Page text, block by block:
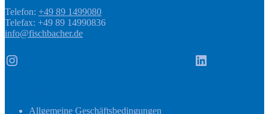
Telefon: +49 89 1499080
Telefax: +49 89 14990836
info@fischbacher.de
Instagram LinkedIn
Allgemeine Geschäftsbedingungen